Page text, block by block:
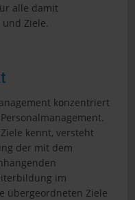
alle damit
Ziele.
konzentriert
kennt, versteht
der mit dem
im
übergeordneten Ziele